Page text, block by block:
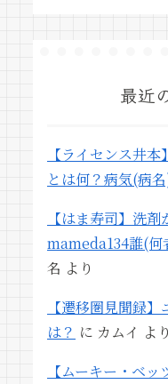
最近
【ライセンス井
とは何？病気(病
【はま寿司】洗
mameda134誰(何
名 より
【遷移圏見聞録
は？ に カムイ より
【ムーキー・ベ